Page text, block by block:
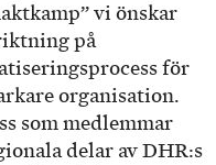
vi önskar
på
för
organisation.
som medlemmar
delar av DHR:s